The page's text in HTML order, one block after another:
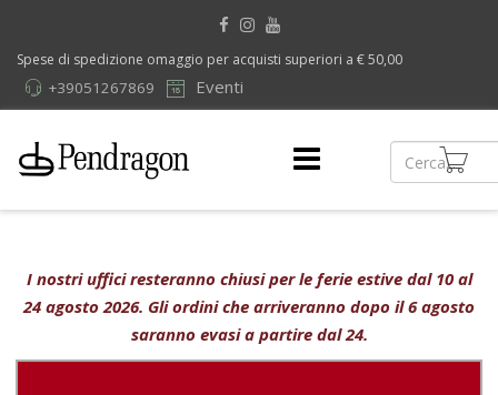
Spese di spedizione omaggio per acquisti superiori a € 50,00
Eventi
+39051267869
I nostri uffici resteranno chiusi per le ferie estive dal 10 al
24 agosto 2026. Gli ordini che arriveranno dopo il 6 agosto
saranno evasi a partire dal 24.